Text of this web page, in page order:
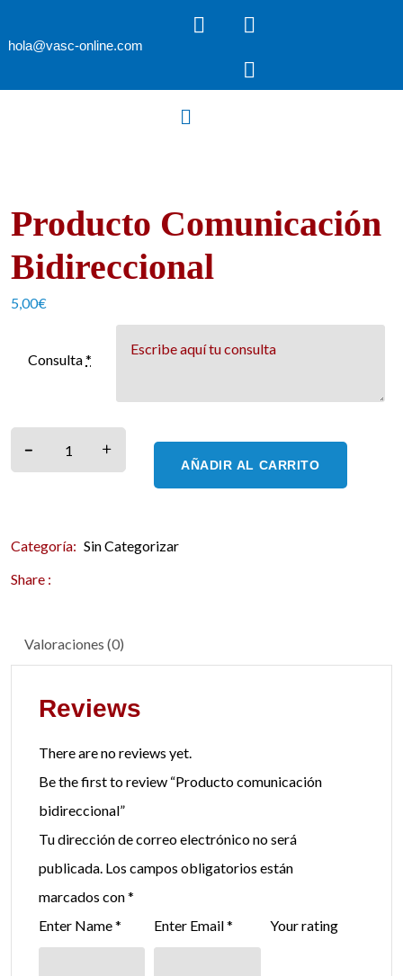
hola@vasc-online.com
Producto Comunicación
Bidireccional
5,00€
Consulta*
- +
AÑADIR AL CARRITO
Categoría: Sin Categorizar
Share :
Valoraciones (0)
Reviews
There are no reviews yet.
Be the first to review “Producto comunicación
bidireccional”
Tu dirección de correo electrónico no será
publicada. Los campos obligatorios están
marcados con*
Enter Name* Enter Email* Your rating